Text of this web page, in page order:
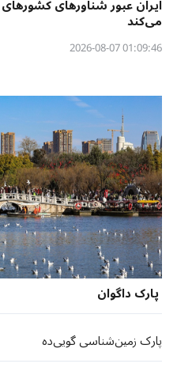
ایران عبور شناورهای
می‌کند
01:09:46 2026-08-07
پارک داگوان
پارک زمین‌شناسی گویی‌ده